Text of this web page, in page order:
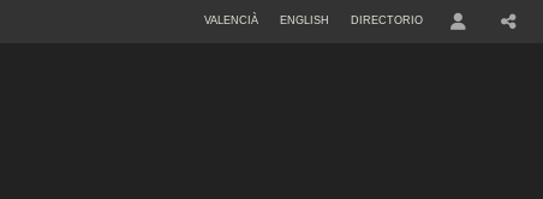
VALENCIÀ ENGLISH DIRECTORIO